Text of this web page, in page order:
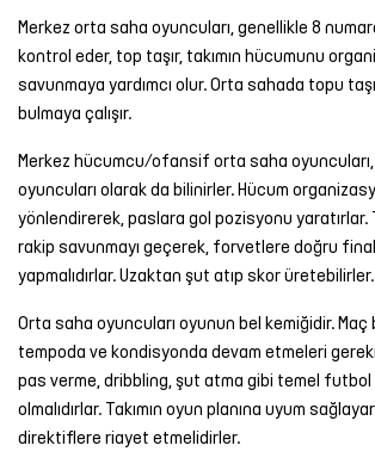
Merkez orta saha oyuncuları, genellikle 8
kontrol eder, top taşır, takımın hücumunu
savunmaya yardımcı olur. Orta sahada topu
bulmaya çalışır.
Merkez hücumcu/ofansif orta saha oyuncuları,
oyuncuları olarak da bilinirler. Hücum
yönlendirerek, paslara gol pozisyonu yaratırlar.
rakip savunmayı geçerek, forvetlere doğru final
yapmalıdırlar. Uzaktan şut atıp skor üretebilirler.
Orta saha oyuncuları oyunun bel kemiğidir.
tempoda ve kondisyonda devam etmeleri
pas verme, dribbling, şut atma gibi temel
olmalıdırlar. Takımın oyun planına uyum
direktiflere riayet etmelidirler.